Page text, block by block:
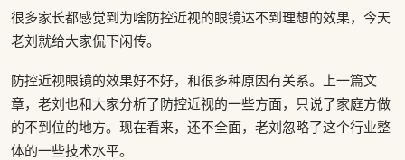
很多家长都感觉到为啥防控近视的眼镜达不到理想的效果，今天
老刘就给大家侃下闲传。
防控近视眼镜的效果好不好，和很多种原因有关系。上一篇文
章，老刘也和大家分析了防控近视的一些方面，只说了家庭方做
的不到位的地方。现在看来，还不全面，老刘忽略了这个行业整
体的一些技术水平。